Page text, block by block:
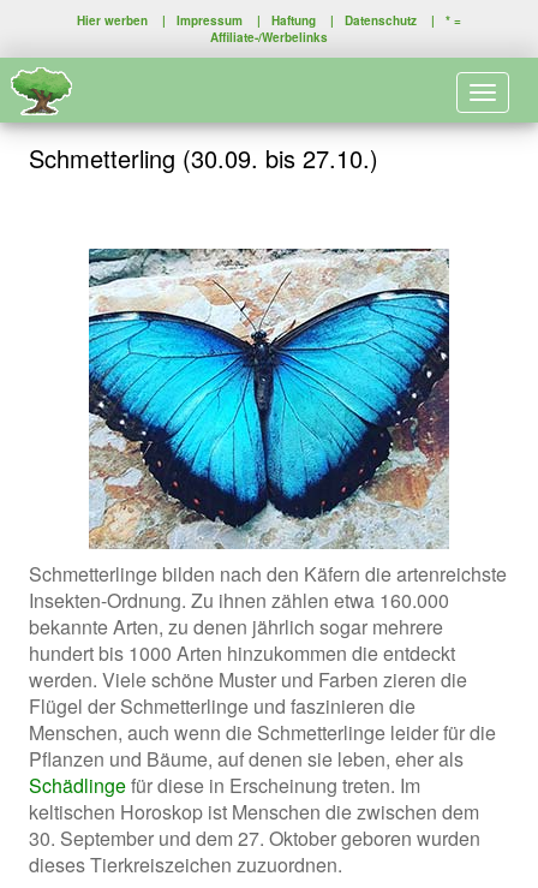
Hier werben | Impressum | Haftung | Datenschutz | * =
Affiliate-/Werbelinks
Schmetterling (30.09. bis 27.10.)
Schmetterlinge bilden nach den Käfern die artenreichste
Insekten-Ordnung. Zu ihnen zählen etwa 160.000
bekannte Arten, zu denen jährlich sogar mehrere
hundert bis 1000 Arten hinzukommen die entdeckt
werden. Viele schöne Muster und Farben zieren die
Flügel der Schmetterlinge und faszinieren die
Menschen, auch wenn die Schmetterlinge leider für die
Pflanzen und Bäume, auf denen sie leben, eher als
Schädlingefür diese in Erscheinung treten. Im
keltischen Horoskop ist Menschen die zwischen dem
30. September und dem 27. Oktober geboren wurden
dieses Tierkreiszeichen zuzuordnen.